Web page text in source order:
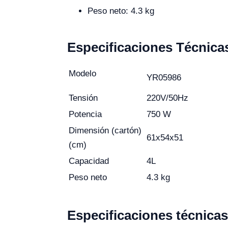
Peso neto: 4.3 kg
Especificaciones
Modelo YR05986
Tensión
220V/50Hz
Potencia
750 W
Dimensión (cartón)
(cm)
61x54x51
Capacidad
4L
Peso neto
4.3 kg
Especificaciones técnicas